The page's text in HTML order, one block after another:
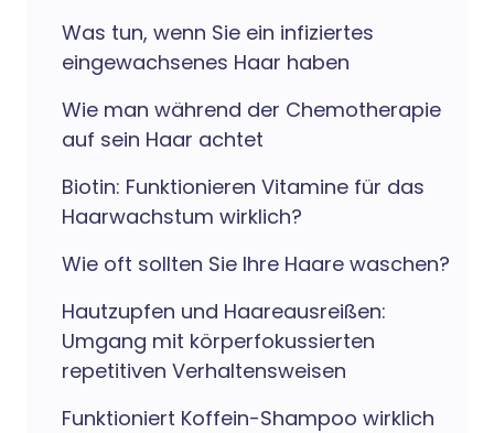
Was tun, wenn Sie ein infiziertes
eingewachsenes Haar haben
Wie man während der Chemotherapie
auf sein Haar achtet
Biotin: Funktionieren Vitamine für das
Haarwachstum wirklich?
Wie oft sollten Sie Ihre Haare waschen?
Hautzupfen und Haareausreißen:
Umgang mit körperfokussierten
repetitiven Verhaltensweisen
Funktioniert Koffein-Shampoo wirklich